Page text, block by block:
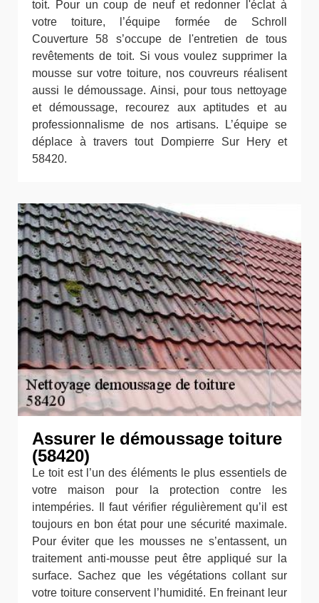
toit. Pour un coup de neuf et redonner l'éclat à
votre toiture, l’équipe formée de Schroll
Couverture 58 s’occupe de l'entretien de tous
revêtements de toit. Si vous voulez supprimer la
mousse sur votre toiture, nos couvreurs réalisent
aussi le démoussage. Ainsi, pour tous nettoyage
et démoussage, recourez aux aptitudes et au
professionnalisme de nos artisans. L’équipe se
déplace à travers tout Dompierre Sur Hery et
58420.
Assurer le démoussage toiture
(58420)
Le toit est l’un des éléments le plus essentiels de
votre maison pour la protection contre les
intempéries. Il faut vérifier régulièrement qu’il est
toujours en bon état pour une sécurité maximale.
Pour éviter que les mousses ne s’entassent, un
traitement anti-mousse peut être appliqué sur la
surface. Sachez que les végétations collant sur
votre toiture conservent l’humidité. En freinant leur